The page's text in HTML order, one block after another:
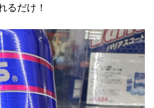
るだけ！